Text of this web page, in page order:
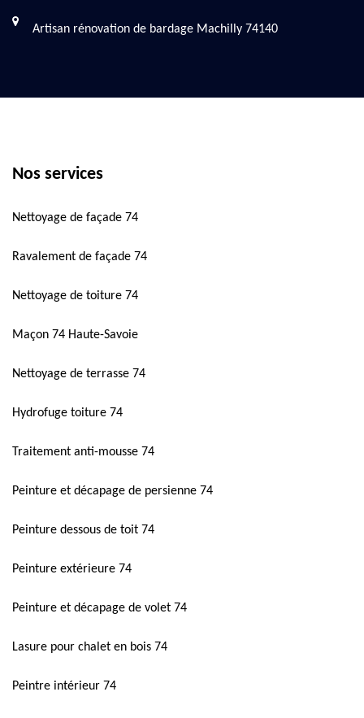
Artisan rénovation de bardage Machilly 74140
Nos services
Nettoyage de façade 74
Ravalement de façade 74
Nettoyage de toiture 74
Maçon 74 Haute-Savoie
Nettoyage de terrasse 74
Hydrofuge toiture 74
Traitement anti-mousse 74
Peinture et décapage de persienne 74
Peinture dessous de toit 74
Peinture extérieure 74
Peinture et décapage de volet 74
Lasure pour chalet en bois 74
Peintre intérieur 74